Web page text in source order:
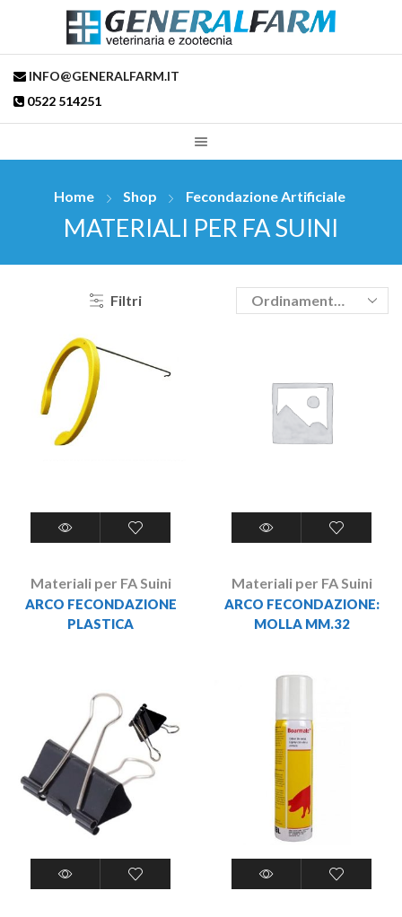
INFO@GENERALFARM.IT
0522 514251
Home Shop Fecondazione Artificiale
MATERIALI PER FA SUINI
Filtri
Materiali per FA Suini
ARCO FECONDAZIONE
PLASTICA
Materiali per FA Suini
ARCO FECONDAZIONE:
MOLLA MM.32